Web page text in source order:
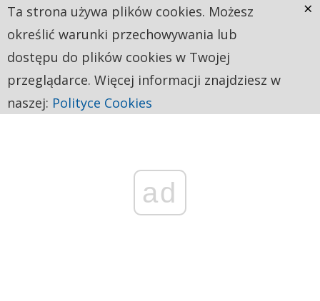
ad
Ta strona używa plików cookies. Możesz
określić warunki przechowywania lub
dostępu do plików cookies w Twojej
przeglądarce. Więcej informacji znajdziesz w
naszej: Polityce Cookies
×